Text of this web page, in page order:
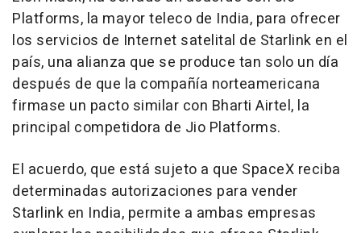
Platforms, la mayor teleco de India, para ofrecer
los servicios de Internet satelital de Starlink en el
país, una alianza que se produce tan solo un día
después de que la compañía norteamericana
firmase un pacto similar con Bharti Airtel, la
principal competidora de Jio Platforms.
El acuerdo, que está sujeto a que SpaceX reciba
determinadas autorizaciones para vender
Starlink en India, permite a ambas empresas